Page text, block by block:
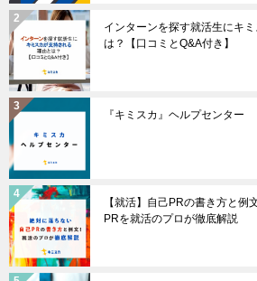
インターンを探す就活生にキ
は？【口コミとQ&A付き】
『キミスカ』ヘルプセンター
【就活】自己PRの書き方と例
PRを就活のプロが徹底解説